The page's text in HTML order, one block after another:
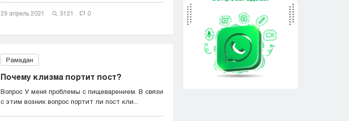
29 апрель 2021 3121 0
Рамадан
Почему клизма портит пост?
Вопрос У меня проблемы с пищеварением. В связи
с этим возник вопрос портит ли пост кли...